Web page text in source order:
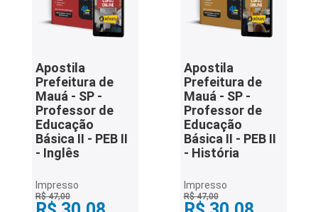
Apostila
Prefeitura de
Mauá - SP -
Professor de
Educação
Básica II - PEB II
- Inglês
Impresso
R$ 47,00
Apostila
Prefeitura de
Mauá - SP -
Professor de
Educação
Básica II - PEB II
- História
Impresso
R$ 47,00